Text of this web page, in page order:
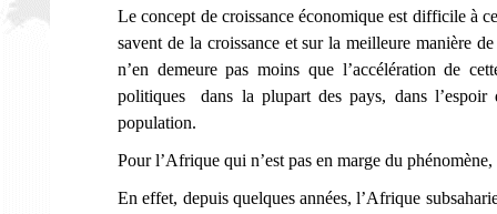
Le concept de croissance économique est difficile à
savent de la croissance et sur la meilleure manière
n’en demeure pas moins que l’accélération de
politiques dans la plupart des pays, dans
population.
Pour l’Afrique qui n’est pas en marge du
En effet, depuis quelques années, l’Afrique